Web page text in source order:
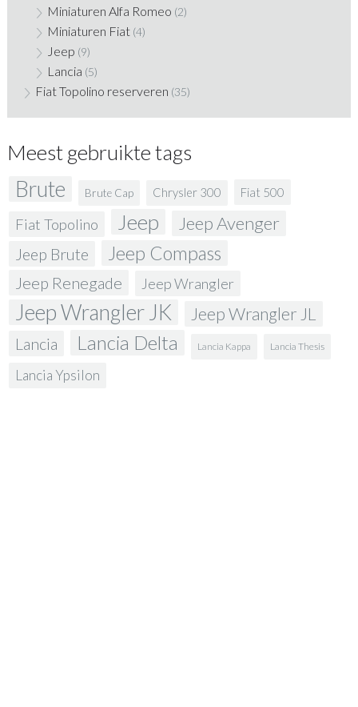
Miniaturen Alfa Romeo (2)
Miniaturen Fiat (4)
Jeep (9)
Lancia (5)
Fiat Topolino reserveren (35)
Meest gebruikte tags
Brute Brute Cap Chrysler 300 Fiat 500
Fiat Topolino Jeep Jeep Avenger
Jeep Brute Jeep Compass
Jeep Renegade Jeep Wrangler
Jeep Wrangler JK Jeep Wrangler JL
Lancia Lancia Delta Lancia Kappa Lancia Thesis
Lancia Ypsilon